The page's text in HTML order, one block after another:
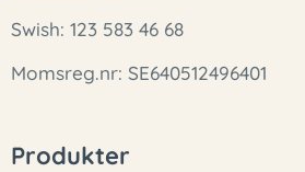
Swish: 123 583 46 68
Momsreg.nr: SE640512496401
Produkter